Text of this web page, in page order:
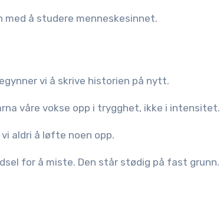
med å studere menneskesinnet.
vi å skrive historien på nytt.
våre vokse opp i trygghet, ikke i intensitet.
aldri å løfte noen opp.
for å miste. Den står stødig på fast grunn.